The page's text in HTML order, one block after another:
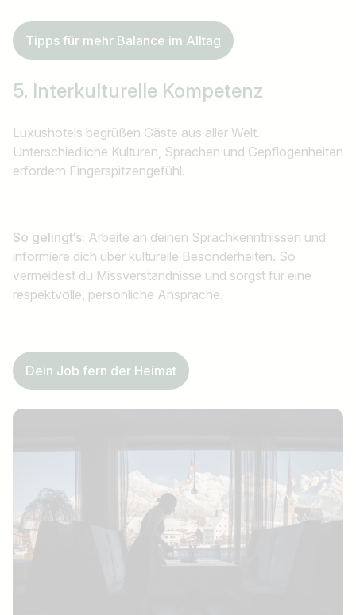
Tipps für mehr Balance im Alltag
5. Interkulturelle Kompetenz
Luxushotels begrüßen Gäste aus aller Welt.
Unterschiedliche Kulturen, Sprachen und Gepflogenheiten
erfordern Fingerspitzengefühl.
So gelingt‘s: Arbeite an deinen Sprachkenntnissen und
informiere dich über kulturelle Besonderheiten. So
vermeidest du Missverständnisse und sorgst für eine
respektvolle, persönliche Ansprache.
Dein Job fern der Heimat
Ich suche nach …
Jobtitel
z.B. Österreich